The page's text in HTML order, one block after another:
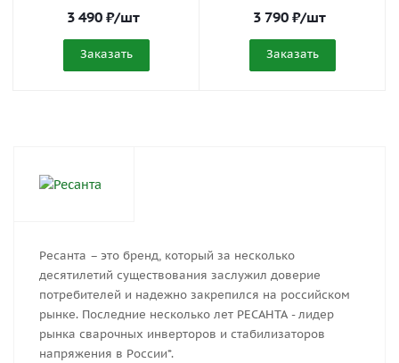
3 490 ₽/шт
Заказать
3 790 ₽/шт
Заказать
Ресанта – это бренд, который за несколько
десятилетий существования заслужил доверие
потребителей и надежно закрепился на российском
рынке. Последние несколько лет РЕСАНТА - лидер
рынка сварочных инверторов и стабилизаторов
напряжения в России*.